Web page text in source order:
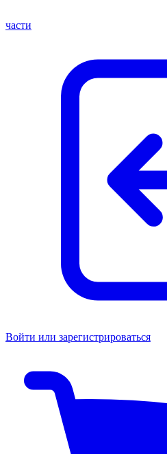
части
Войти или зарегистрироваться